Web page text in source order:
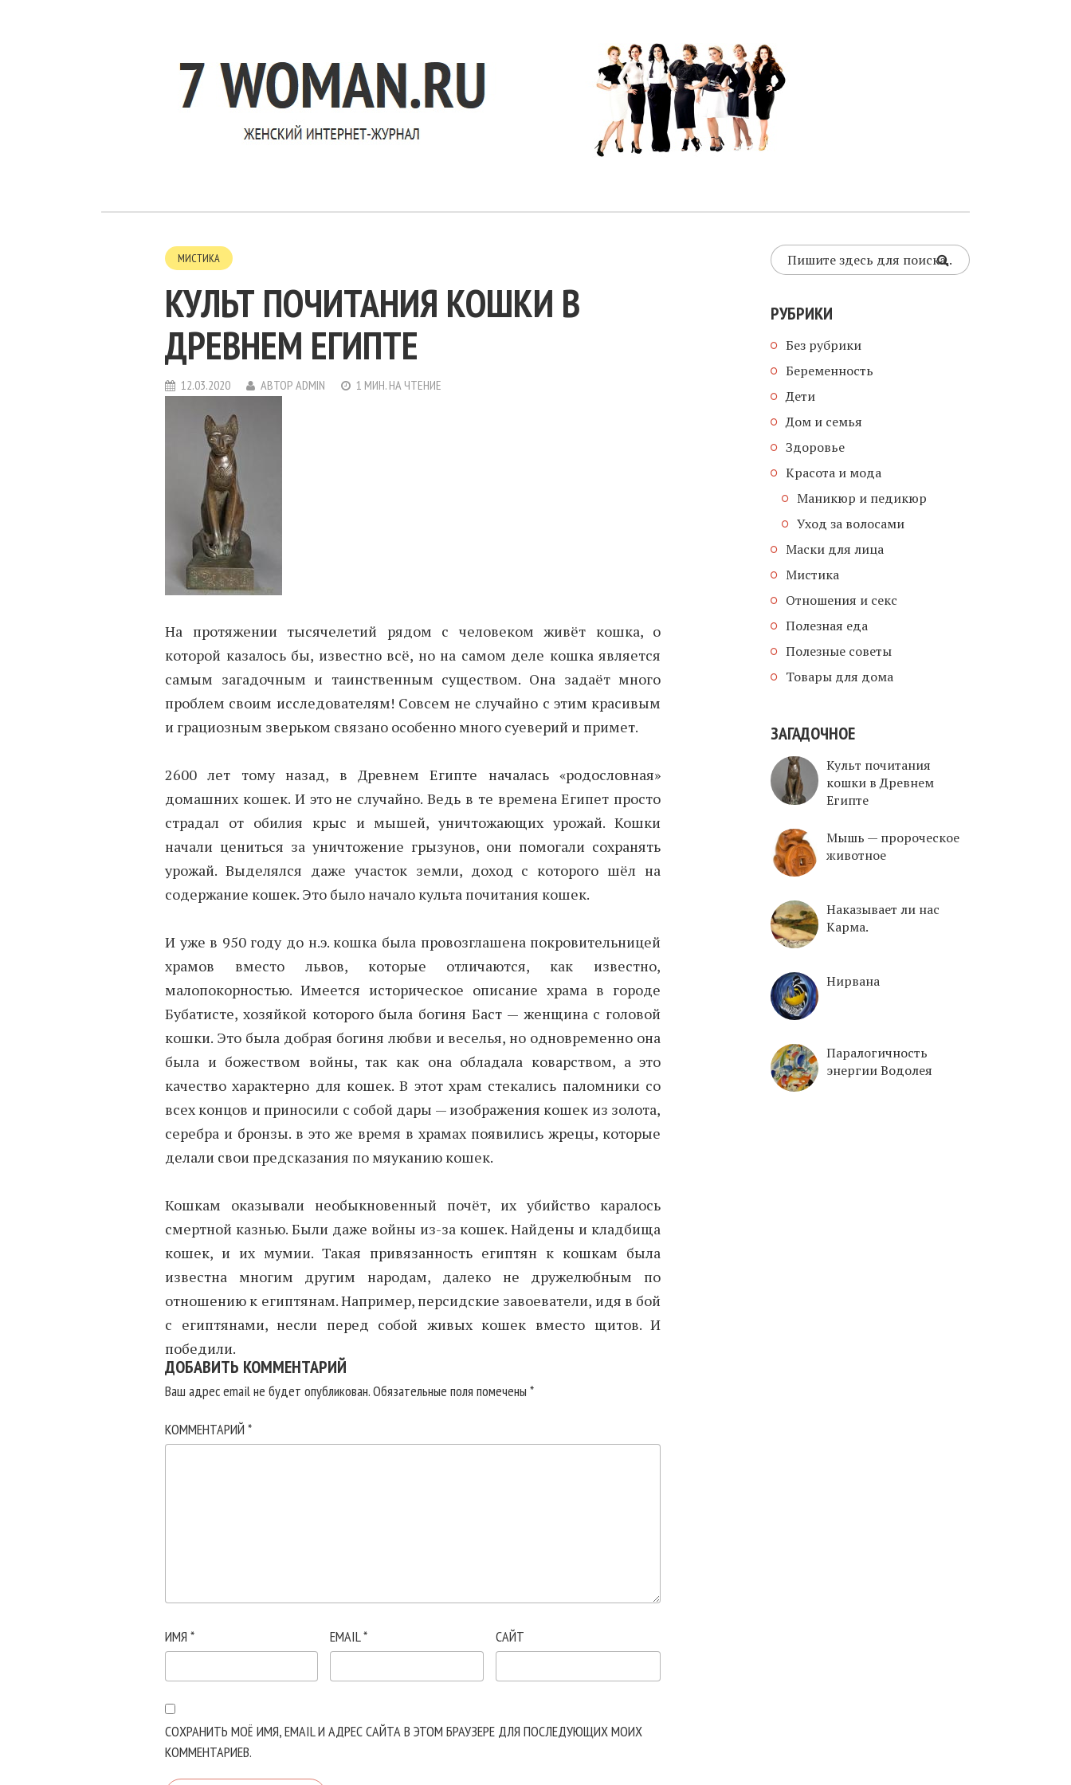
МИСТИКА
КУЛЬТ ПОЧИТАНИЯ КОШКИ В
ДРЕВНЕМ ЕГИПТЕ
12.03.2020 АВТОР ADMIN 1 МИН. НА ЧТЕНИЕ
На протяжении тысячелетий рядом с человеком живёт кошка, о
которой казалось бы, известно всё, но на самом деле кошка является
самым загадочным и таинственным существом. Она задаёт много
проблем своим исследователям! Совсем не случайно с этим красивым
и грациозным зверьком связано особенно много суеверий и примет.
2600 лет тому назад, в Древнем Египте началась «родословная»
домашних кошек. И это не случайно. Ведь в те времена Египет просто
страдал от обилия крыс и мышей, уничтожающих урожай. Кошки
начали цениться за уничтожение грызунов, они помогали сохранять
урожай. Выделялся даже участок земли, доход с которого шёл на
содержание кошек. Это было начало культа почитания кошек.
И уже в 950 году до н.э. кошка была провозглашена покровительницей
храмов вместо львов, которые отличаются, как известно,
малопокорностью. Имеется историческое описание храма в городе
Бубатисте, хозяйкой которого была богиня Баст — женщина с головой
кошки. Это была добрая богиня любви и веселья, но одновременно она
была и божеством войны, так как она обладала коварством, а это
качество характерно для кошек. В этот храм стекались паломники со
всех концов и приносили с собой дары — изображения кошек из золота,
серебра и бронзы. в это же время в храмах появились жрецы, которые
делали свои предсказания по мяуканию кошек.
Кошкам оказывали необыкновенный почёт, их убийство каралось
смертной казнью. Были даже войны из-за кошек. Найдены и кладбища
кошек, и их мумии. Такая привязанность египтян к кошкам была
известна многим другим народам, далеко не дружелюбным по
отношению к египтянам. Например, персидские завоеватели, идя в бой
с египтянами, несли перед собой живых кошек вместо щитов. И
победили.
ДОБАВИТЬ КОММЕНТАРИЙ
Ваш адрес email не будет опубликован.Обязательные поля помечены *
КОММЕНТАРИЙ *
ИМЯ * EMAIL* САЙТ
СОХРАНИТЬ МОЁ ИМЯ, EMAIL И АДРЕС САЙТА В ЭТОМ БРАУЗЕРЕ ДЛЯ ПОСЛЕДУЮЩИХ МОИХ
КОММЕНТАРИЕВ.
РУБРИКИ
Без рубрики
Беременность
Дети
Дом и семья
Здоровье
Красота и мода
Маникюр и педикюр
Уход за волосами
Маски для лица
Мистика
Отношения и секс
Полезная еда
Полезные советы
Товары для дома
ЗАГАДОЧНОЕ
Культ почитания
кошки в Древнем
Египте
Mышь — пророческое
животное
Наказывает ли нас
Карма.
Нирвана
Паралогичность
энергии Водолея